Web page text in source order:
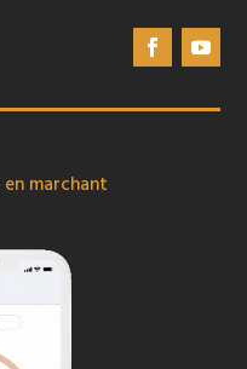
en marchant